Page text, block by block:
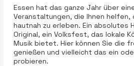
Essen hat das ganze Jahr über
Veranstaltungen, die Ihnen
hautnah zu erleben. Ein absolutes
Original, ein Volksfest, das lokale
Musik bietet. Hier können Sie die
genießen und vielleicht das ein
probieren.